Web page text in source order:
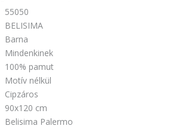
55050
BELISIMA
Barna
Mindenkinek
100% pamut
Motív nélkül
Cipzáros
90x120 cm
Belisima Palermo